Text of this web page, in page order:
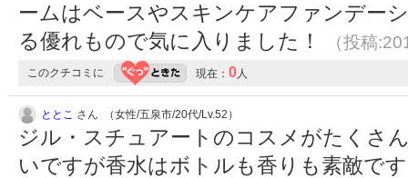
ームはベースやスキンケアファンデー
る優れもので気に入りました！
（投稿
このクチコミに 現在： 0人
ととこ さん （女性/五泉市/20代/Lv.52）
ジル・スチュアートのコスメがたくさ
いですが香水はボトルも香りも素敵で